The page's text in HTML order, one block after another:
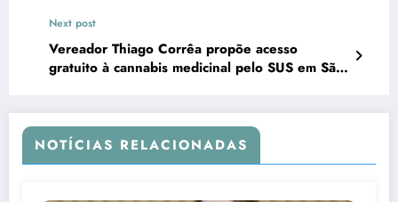
Next post
Vereador Thiago Corrêa propõe acesso
gratuito à cannabis medicinal pelo SUS em São
NOTÍCIAS RELACIONADAS